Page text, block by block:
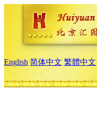
English 简体中文 繁體中文